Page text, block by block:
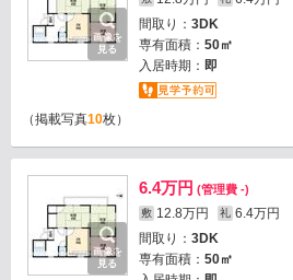
画像を
見る
間取り： 3DK
専有面積： 50㎡
入居時期： 即
（掲載写真10枚）
画像を
見る
6.4万円 (管理費 -)
敷 12.8万円 礼 6.4万円
間取り： 3DK
専有面積： 50㎡